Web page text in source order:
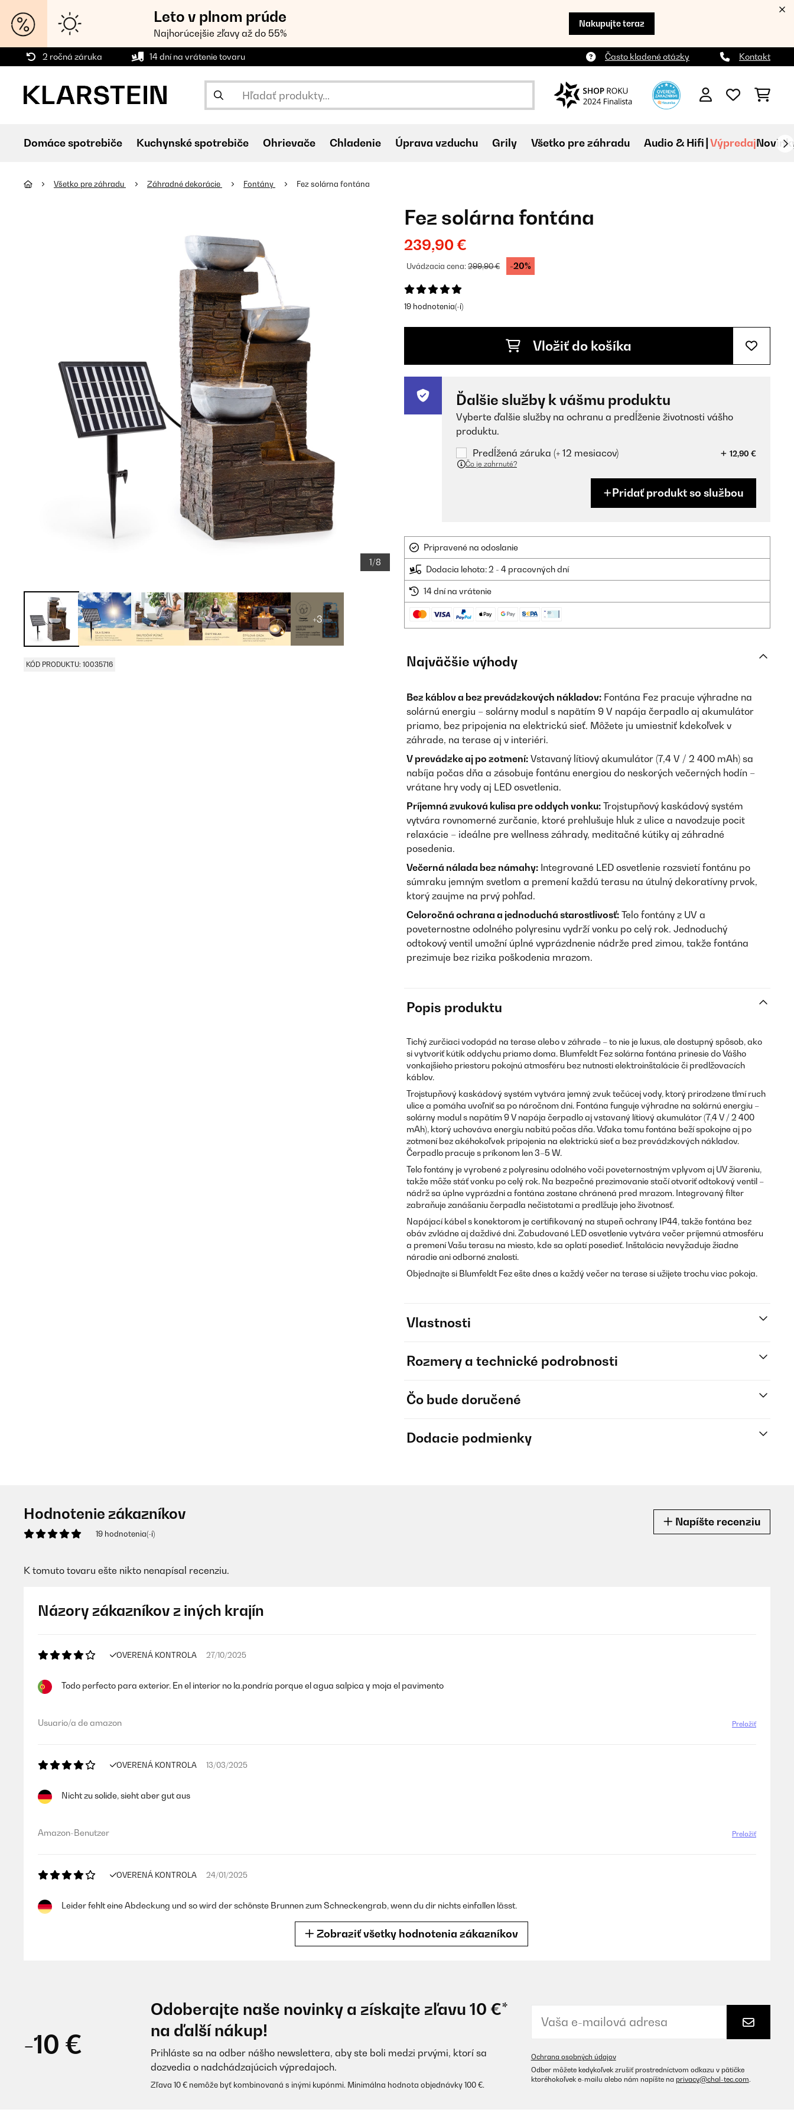
Leto v plnom prúde
Najhorúcejšie zľavy až do 55%
Nakupujte teraz
2 ročná záruka 14 dní na vrátenie tovaru Často kladené otázky Kontakt
Domáce spotrebiče Kuchynské spotrebiče Ohrievače Chladenie Úprava vzduchu Grily Všetko pre záhradu Audio & Hifi Výpredaj
Všetko pre záhradu Záhradné dekorácie Fontány Fez solárna fontána
1/8
+3
KÓD PRODUKTU: 10035716
Fez solárna fontána
239,90 €
Uvádzacia cena:299,90 € -20%
19 hodnotenia(-í)
Vložiť do košíka
Ďalšie služby k vášmu produktu
Vyberte ďalšie služby na ochranu a predĺženie životnosti vášho
produktu.
Predĺžená záruka (+ 12 mesiacov)
12,90 €
Čo je zahrnuté?
Pridať produkt so službou
Pripravené na odoslanie
Dodacia lehota: 2 - 4 pracovných dní
14 dní na vrátenie
Najväčšie výhody
Bez káblov a bez prevádzkových nákladov: Fontána Fez pracuje výhradne na
solárnú energiu – solárny modul s napätím 9 V napája čerpadlo aj akumulátor
priamo, bez pripojenia na elektrickú sieť. Môžete ju umiestniť kdekoľvek v
záhrade, na terase aj v interiéri.
V prevádzke aj po zotmení: Vstavaný lítiový akumulátor (7,4 V / 2 400 mAh) sa
nabíja počas dňa a zásobuje fontánu energiou do neskorých večerných hodín –
vrátane hry vody aj LED osvetlenia.
Príjemná zvuková kulisa pre oddych vonku: Trojstupňový kaskádový systém
vytvára rovnomerné zurčanie, ktoré prehlušuje hluk z ulice a navodzuje pocit
relaxácie – ideálne pre wellness záhrady, meditačné kútiky aj záhradné
posedenia.
Večerná nálada bez námahy: Integrované LED osvetlenie rozsvietí fontánu po
súmraku jemným svetlom a premení každú terasu na útulný dekoratívny prvok,
ktorý zaujme na prvý pohľad.
Celoročná ochrana a jednoduchá starostlivosť: Telo fontány z UV a
poveternostne odolného polyresinu vydrží vonku po celý rok. Jednoduchý
odtokový ventil umožní úplné vyprázdnenie nádrže pred zimou, takže fontána
prezimuje bez rizika poškodenia mrazom.
Popis produktu
Tichý zurčiaci vodopád na terase alebo v záhrade – to nie je luxus, ale dostupný spôsob, ako
si vytvoriť kútik oddychu priamo doma. Blumfeldt Fez solárna fontána prinesie do Vášho
vonkajšieho priestoru pokojnú atmosféru bez nutnosti elektroinštalácie či predlžovacích
káblov.
Trojstupňový kaskádový systém vytvára jemný zvuk tečúcej vody, ktorý prirodzene tlmí ruch
ulice a pomáha uvoľniť sa po náročnom dni. Fontána funguje výhradne na solárnú energiu –
solárny modul s napätím 9 V napája čerpadlo aj vstavaný lítiový akumulátor (7,4 V / 2 400
mAh), ktorý uchováva energiu nabitú počas dňa. Vďaka tomu fontána beží spokojne aj po
zotmení bez akéhokoľvek pripojenia na elektrickú sieť a bez prevádzkových nákladov.
Čerpadlo pracuje s príkonom len 3–5 W.
Telo fontány je vyrobené z polyresinu odolného voči poveternostným vplyvom aj UV žiareniu,
takže môže stáť vonku po celý rok. Na bezpečné prezimovanie stačí otvoriť odtokový ventil –
nádrž sa úplne vyprázdni a fontána zostane chránená pred mrazom. Integrovaný filter
zabraňuje zanášaniu čerpadla nečistotami a predlžuje jeho životnosť.
Napájací kábel s konektorom je certifikovaný na stupeň ochrany IP44, takže fontána bez
obáv zvládne aj daždivé dni. Zabudované LED osvetlenie vytvára večer príjemnú atmosféru
a premení Vašu terasu na miesto, kde sa oplatí posedieť. Inštalácia nevyžaduje žiadne
náradie ani odborné znalosti.
Objednajte si Blumfeldt Fez ešte dnes a každý večer na terase si užijete trochu viac pokoja.
Vlastnosti
Rozmery a technické podrobnosti
Čo bude doručené
Dodacie podmienky
Hodnotenie zákazníkov
19 hodnotenia(-í)
Napíšte recenziu
K tomuto tovaru ešte nikto nenapísal recenziu.
Názory zákazníkov z iných krajín
OVERENÁ KONTROLA 27/10/2025
Todo perfecto para exterior. En el interior no la.pondría porque el agua salpica y moja el pavimento
Usuario/a de amazon Preložiť
OVERENÁ KONTROLA 13/03/2025
Nicht zu solide, sieht aber gut aus
Amazon-Benutzer Preložiť
OVERENÁ KONTROLA 24/01/2025
Leider fehlt eine Abdeckung und so wird der schönste Brunnen zum Schneckengrab, wenn du dir nichts einfallen lässt.
Such a great water feature thats work well pint in blows did flack had to repaint. Bar that is look great work well love it
Amazon user
Zobraziť všetky hodnotenia zákazníkov
-10 €
Odoberajte naše novinky a získajte zľavu 10 €*
na ďalší nákup!
Prihláste sa na odber nášho newslettera, aby ste boli medzi prvými, ktorí sa
dozvedia o nadchádzajúcich výpredajoch.
Zľava 10 € nemôže byť kombinovaná s inými kupónmi. Minimálna hodnota objednávky 100 €.
Ochrana osobných údajov
Odber môžete kedykoľvek zrušiť prostredníctvom odkazu v pätičke
ktoréhokoľvek e-mailu alebo nám napíšte na privacy@chal-tec.com.